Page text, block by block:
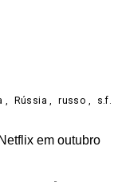
, Rússia, russo , s.f.
em outubro